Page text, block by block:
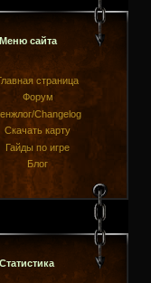
Меню сайта
страница
Форум
Changelog
Скачать карту
Гайды по игре
Блог
Статистика